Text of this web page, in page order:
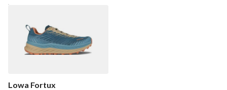
Lowa Fortux